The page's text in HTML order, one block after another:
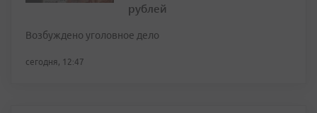
рублей
Возбуждено уголовное дело
сегодня, 12:47